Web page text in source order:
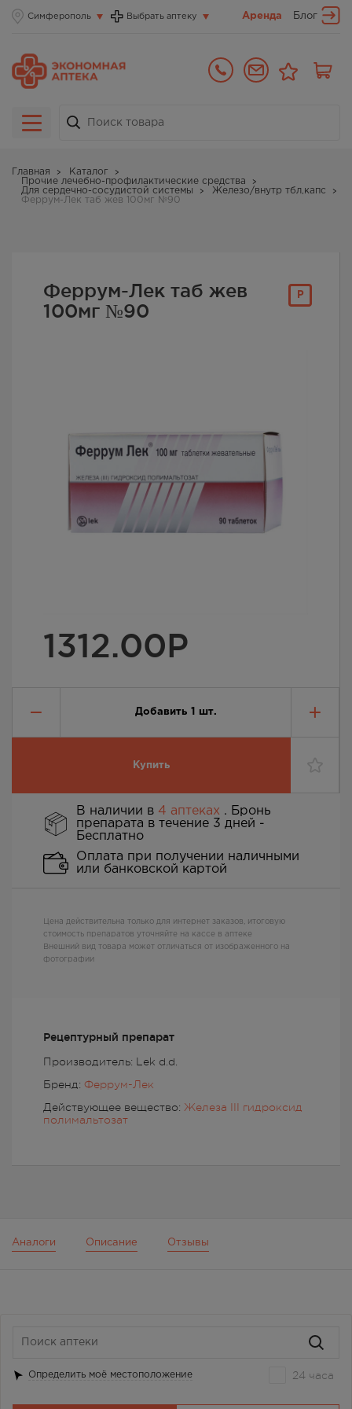
Симферополь Выбрать аптеку Аренда Блог
Главная
Каталог
Прочие лечебно-профилактические средства
Для сердечно-сосудистой системы
Железо/внутр тбл,капс
Феррум-Лек таб жев 100мг №90
Р
Феррум-Лек таб жев
100мг №90
1312.00Р
Добавить 1 шт.
Купить
Рецептурный препарат
Производитель: Lek d.d.
Бренд: Феррум-Лек
Действующее вещество: Железа III гидроксид
полимальтозат
В наличии в 4 аптеках . Бронь
препарата в течение 3 дней -
Бесплатно
Оплата при получении наличными
или банковской картой
Цена действительна только для интернет заказов, итоговую
стоимость препаратов уточняйте на кассе в аптеке
Внешний вид товара может отличаться от изображенного на
фотографии
Аналоги Описание Отзывы
Определить моё местоположение 24 часа